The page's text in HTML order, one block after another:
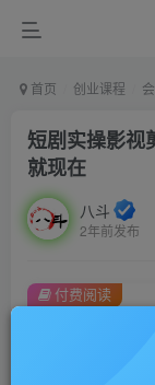
首页 创业课程
短剧实操影视
就现在
八斗
2年前发布
此内容为付费阅
付费阅读